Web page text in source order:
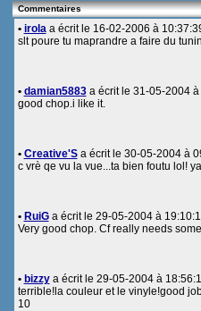
Commentaires
• irolaa écrit le 16-02-2006 à
slt poure tu maprandre a faire du
• damian5883a écrit le 31-05-2004 à
good chop.i like it.
• Creative'Sa écrit le 30-05-2004 à
c vrè qe vu la vue...ta bien foutu lol!
• RuiGa écrit le 29-05-2004 à
Very good chop. Cf really needs
• bizzya écrit le 29-05-2004 à
terrible!la couleur et le vinyle!good
10